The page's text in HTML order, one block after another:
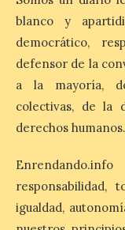
así como al
día 25. La reserva
«El Mar», […]
El
del Sella
homenaje a
y el izado
blanco y
democrático,
defensor de la
a la mayoría,
colectivas, de la
derechos humanos.
responsabilidad,
igualdad,